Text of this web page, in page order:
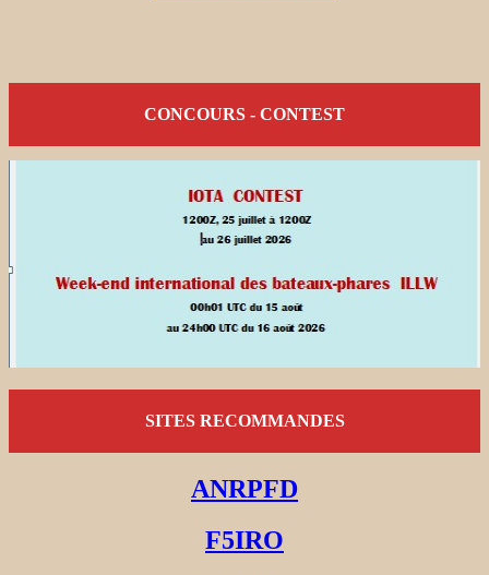
CONCOURS - CONTEST
SITES RECOMMANDES
ANRPFD
F5IRO